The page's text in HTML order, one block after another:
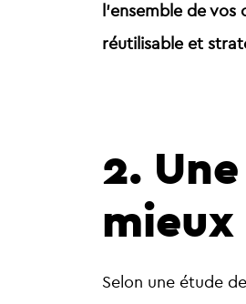
l’ensemble de
réutilisable et
2.
mieux
Selon une étude